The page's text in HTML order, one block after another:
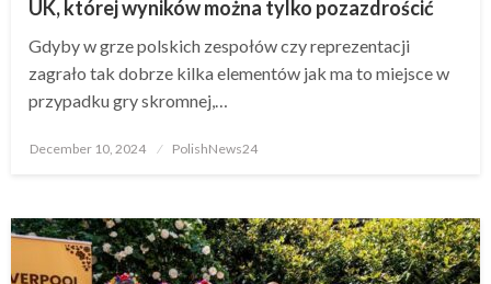
UK, której wyników można tylko pozazdrościć
Gdyby w grze polskich zespołów czy reprezentacji
zagrało tak dobrze kilka elementów jak ma to miejsce w
przypadku gry skromnej,…
Posted
December 10, 2024 PolishNews24